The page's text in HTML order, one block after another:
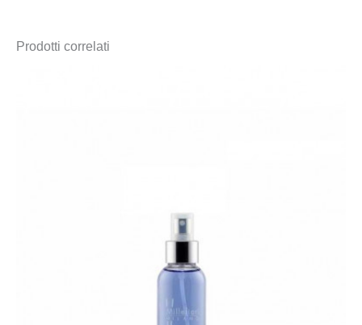
Prodotti correlati